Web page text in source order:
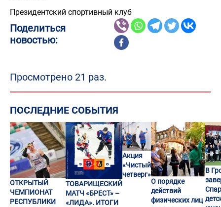
Президентский спортивный клуб
Поделиться
новостью:
Просмотрено 21 раз.
ПОСЛЕДНИЕ СОБЫТИЯ
ОТКРЫТЫЙ
ЧЕМПИОНАТ
РЕСПУБЛИКИ
ТОВАРИЩЕСКИЙ
МАТЧ «БРЕСТ» –
«ЛИДА». ИТОГИ
Акция
«Чистый
четверг»
О порядке
действий
физических лиц
В